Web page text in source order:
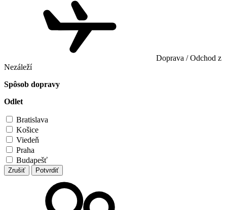
Doprava / Odchod z
Nezáleží
Spôsob dopravy
Odlet
Bratislava
Košice
Viedeň
Praha
Budapešť
Zrušiť Potvrdiť